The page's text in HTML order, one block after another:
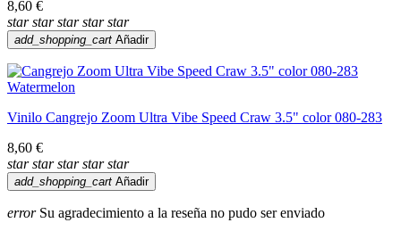
8,60 €
star star star star star
add_shopping_cart Añadir
Vinilo Cangrejo Zoom Ultra Vibe Speed Craw 3.5" color 080-283
8,60 €
star star star star star
add_shopping_cart Añadir
errorSu agradecimiento a la reseña no pudo ser enviado